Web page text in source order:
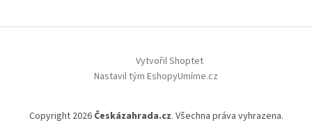
Vytvořil Shoptet
Nastavil tým EshopyUmíme.cz
Copyright 2026 Českázahrada.cz. Všechna práva vyhrazena.